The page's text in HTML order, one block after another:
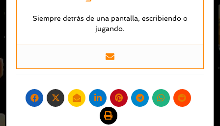
Siempre detrás de una pantalla, escribiendo o
jugando.